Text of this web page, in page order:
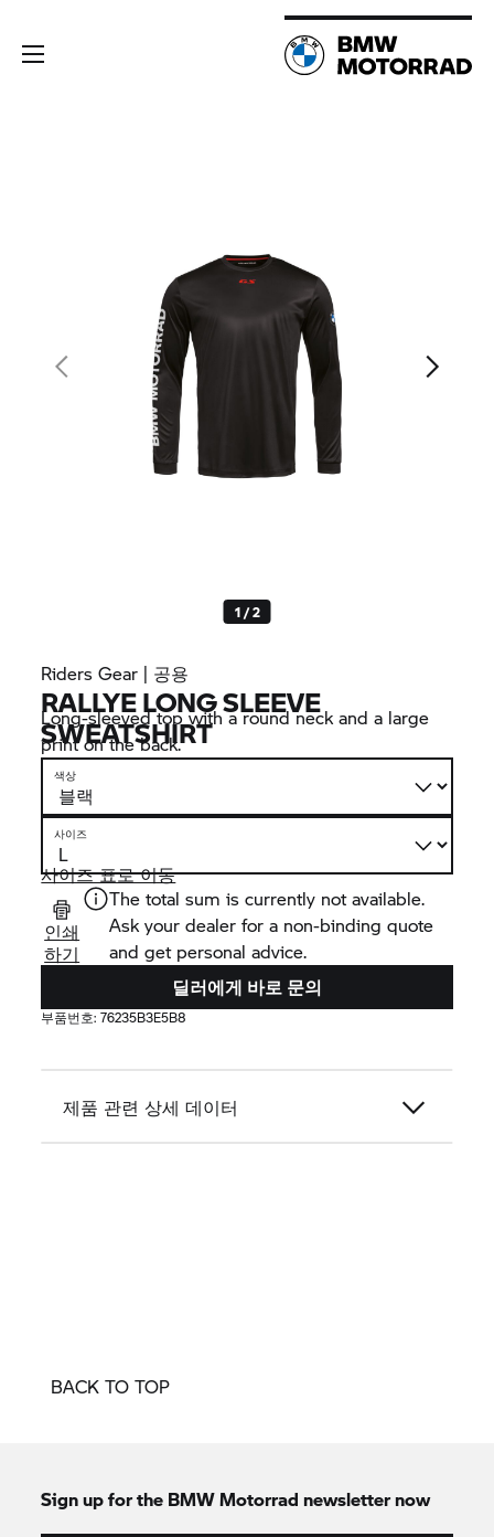
1 / 2
Riders Gear | 공용
RALLYE LONG SLEEVE
SWEATSHIRT
Long-sleeved top with a round neck and a large
print on the back.
색상
사이즈
사이즈 표로 이동
인쇄
하기
The total sum is currently not available.
Ask your dealer for a non-binding quote
and get personal advice.
딜러에게 바로 문의
부품번호:76235B3E5B8
제품 관련 상세 데이터
BACK TO TOP
Sign up for the BMW Motorrad newsletter now